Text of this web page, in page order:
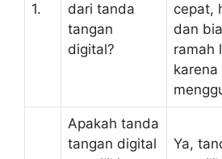
1.
dari tanda
tangan
digital?
cepat,
dan
ramah
Apakah tanda
tangan digital
Ya,